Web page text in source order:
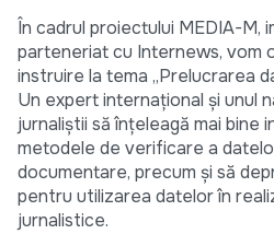
În cadrul proiectului MEDIA-M,
parteneriat cu Internews, vom
instruire la tema „Prelucrarea
Un expert internațional și unul
jurnaliștii să înțeleagă mai bine
metodele de verificare a
documentare, precum și să
pentru utilizarea datelor în
jurnalistice.